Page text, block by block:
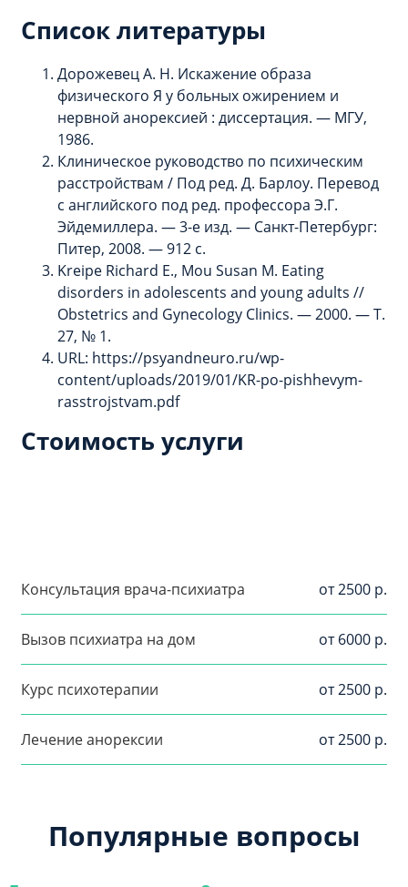
Список литературы
Дорожевец А. Н. Искажение образа
физического Я у больных ожирением и
нервной анорексией : диссертация. — МГУ,
1986.
Клиническое руководство по психическим
расстройствам / Под ред. Д. Барлоу. Перевод
с английского под ред. профессора Э.Г.
Эйдемиллера. — 3-е изд. — Санкт-Петербург:
Питер, 2008. — 912 с.
Kreipe Richard E., Mou Susan M. Eating
disorders in adolescents and young adults //
Obstetrics and Gynecology Clinics. — 2000. — Т.
27, № 1.
URL: https://psyandneuro.ru/wp-
content/uploads/2019/01/KR-po-pishhevym-
rasstrojstvam.pdf
Стоимость услуги
Консультация врача-психиатра от 2500 р.
Вызов психиатра на дом от 6000 р.
Курс психотерапии от 2500 р.
Лечение анорексии от 2500 р.
Популярные вопросы